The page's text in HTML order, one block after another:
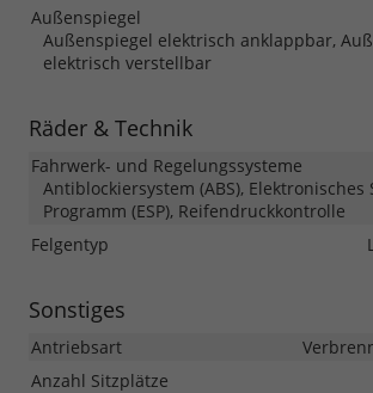
Außenspiegel
Außenspiegel elektrisch anklappbar,
elektrisch verstellbar
Räder & Technik
Fahrwerk- und Regelungssysteme
Antiblockiersystem (ABS), Elektronisches
Programm (ESP), Reifendruckkontrolle
Felgentyp
Sonstiges
Antriebsart
Anzahl Sitzplätze